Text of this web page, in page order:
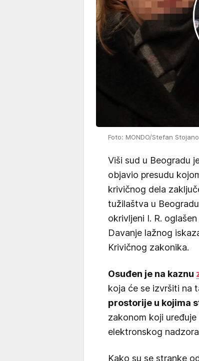
Foto: MONDO/Stefan
Viši sud u Beogradu
objavio presudu
krivičnog dela
tužilaštva u
okrivljeni I. R.
Davanje lažnog
Krivičnog zakonika.
Osuđen je na kaznu
koja će se izvršiti na
prostorije u kojima
zakonom koji
elektronskog
Kako su se stranke